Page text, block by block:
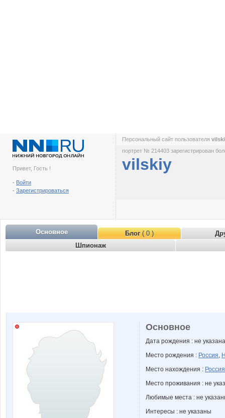
Привет, Гость !
- Войти
- Зарегистрироваться
Персональный сайт пользователя
портрет № 214403 зарегистрирован
vilskiy
Основное Блог( 0 )
Шпионаж
Основное
Дата рождения : не указана
Место рождения : Россия,
Место нахождения : Россия
Место проживания : не
Любимые места : не
Интересы : не указаны